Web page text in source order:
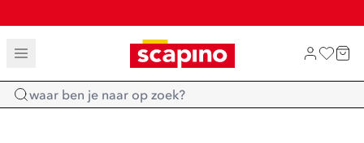
TOT 70% KORTING OP SALE
SHOP NIEUW
Home